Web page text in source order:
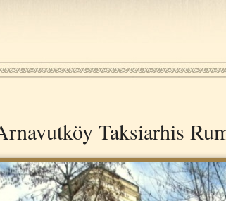
Taksiarhis